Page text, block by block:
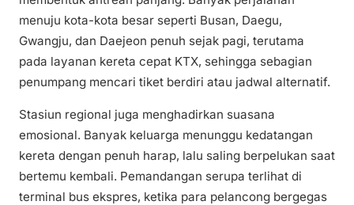
menuju kota-kota besar seperti Busan, Daegu,
Gwangju, dan Daejeon penuh sejak pagi, terutama
pada layanan kereta cepat KTX, sehingga sebagian
penumpang mencari tiket berdiri atau jadwal alternatif.
Stasiun regional juga menghadirkan suasana
emosional. Banyak keluarga menunggu kedatangan
kereta dengan penuh harap, lalu saling berpelukan saat
bertemu kembali. Pemandangan serupa terlihat di
terminal bus ekspres, ketika para pelancong bergegas